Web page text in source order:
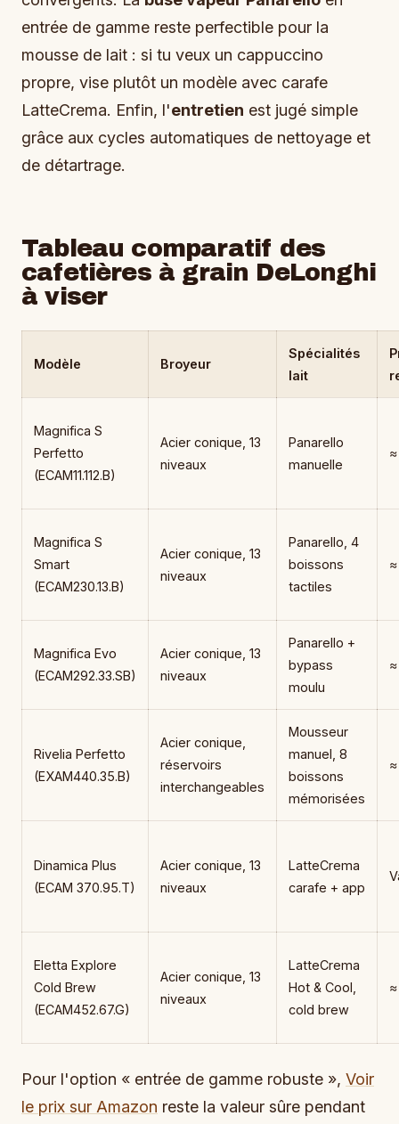
entrée de gamme reste perfectible pour la
mousse de lait : si tu veux un cappuccino
propre, vise plutôt un modèle avec carafe
LatteCrema. Enfin, l'entretien est jugé simple
grâce aux cycles automatiques de nettoyage et
de détartrage.
Tableau comparatif des
cafetières à grain DeLonghi
à viser
Modèle Broyeur
Spécialités
lait
Magnifica S
Perfetto
(ECAM11.112.B)
Acier conique, 13
niveaux
Panarello
manuelle
Magnifica S
Smart
(ECAM230.13.B)
Acier conique, 13
niveaux
Panarello, 4
boissons
tactiles
Magnifica Evo
(ECAM292.33.SB)
Acier conique, 13
niveaux
Panarello +
bypass
moulu
Rivelia Perfetto
(EXAM440.35.B)
Acier conique,
réservoirs
interchangeables
Mousseur
manuel, 8
boissons
mémorisées
Dinamica Plus
(ECAM 370.95.T)
Acier conique, 13
niveaux
LatteCrema
carafe + app
Eletta Explore
Cold Brew
(ECAM452.67.G)
Acier conique, 13
niveaux
LatteCrema
Hot & Cool,
cold brew
Pour l'option « entrée de gamme robuste », Voir
le prix sur Amazon reste la valeur sûre pendant